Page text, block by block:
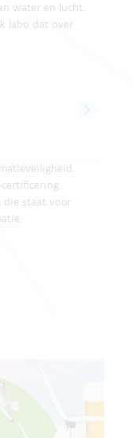
water en lucht.
labo dat over
certificering
die staat voor